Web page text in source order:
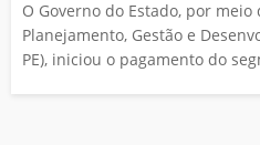
O Governo do Estado, por meio
Planejamento, Gestão e
PE), iniciou o pagamento do